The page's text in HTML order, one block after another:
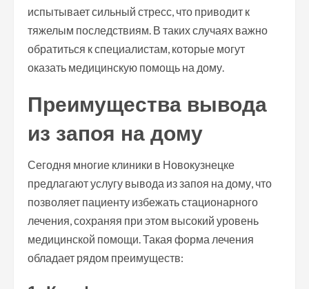
испытывает сильный стресс, что приводит к
тяжелым последствиям. В таких случаях важно
обратиться к специалистам, которые могут
оказать медицинскую помощь на дому.
Преимущества вывода
из запоя на дому
Сегодня многие клиники в Новокузнецке
предлагают услугу вывода из запоя на дому, что
позволяет пациенту избежать стационарного
лечения, сохраняя при этом высокий уровень
медицинской помощи. Такая форма лечения
обладает рядом преимуществ: